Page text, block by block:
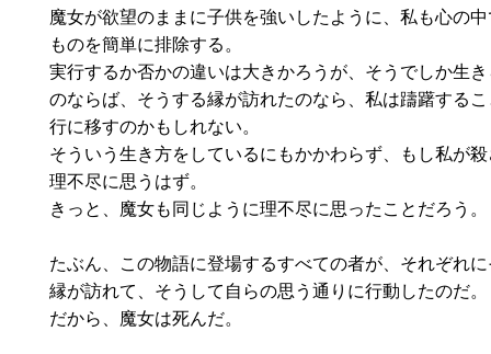
魔女が欲望のままに子供を強いしたように、私も心の
ものを簡単に排除する。
実行するか否かの違いは大きかろうが、そうでしか生
のならば、そうする縁が訪れたのなら、私は躊躇する
行に移すのかもしれない。
そういう生き方をしているにもかかわらず、もし私が
理不尽に思うはず。
きっと、魔女も同じように理不尽に思ったことだろう。
たぶん、この物語に登場するすべての者が、それぞれ
縁が訪れて、そうして自らの思う通りに行動したのだ。
だから、魔女は死んだ。